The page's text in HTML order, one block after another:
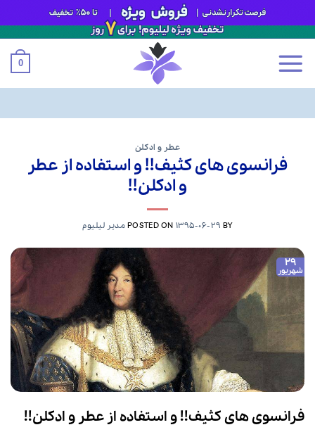
content
0
عطر و ادکلن
فرانسوی های کثیف!! و استفاده از عطر
و ادکلن!!
POSTED ON 1395-06-29 BY مدیر لیلیوم
29
شهریور
فرانسوی های کثیف!! و استفاده از عطر و ادکلن!!